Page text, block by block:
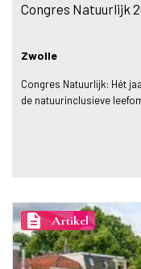
Congres Natuurlijk
Zwolle
Congres Natuurlijk: Hét
de natuurinclusieve
description Artikel